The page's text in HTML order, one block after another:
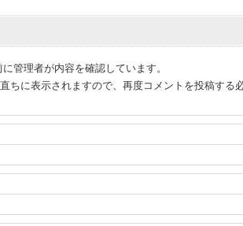
管理者が内容を確認しています。
ちに表示されますので、再度コメントを投稿する